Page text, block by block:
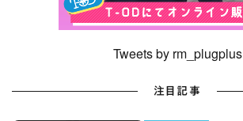
Tweets by rm_plugplus
注目記事